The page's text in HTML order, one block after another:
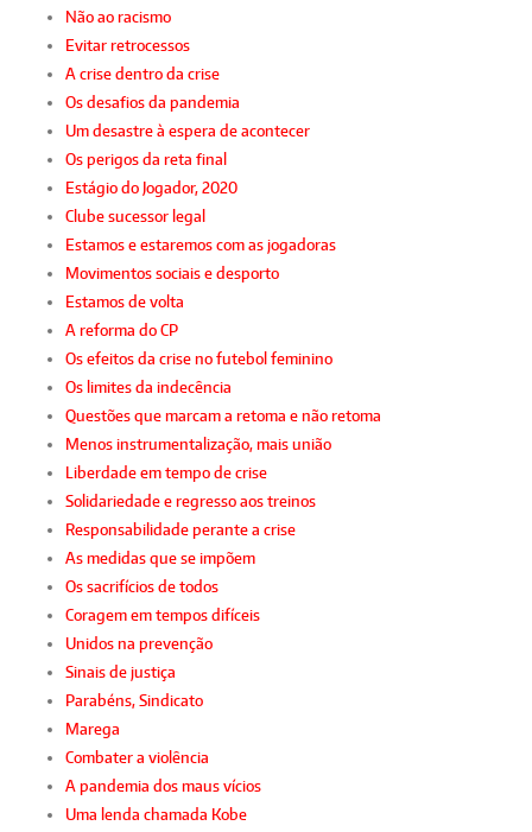
Não ao racismo
Evitar retrocessos
A crise dentro da crise
Os desafios da pandemia
Um desastre à espera de acontecer
Os perigos da reta final
Estágio do Jogador, 2020
Clube sucessor legal
Estamos e estaremos com as jogadoras
Movimentos sociais e desporto
Estamos de volta
A reforma do CP
Os efeitos da crise no futebol feminino
Os limites da indecência
Questões que marcam a retoma e não retoma
Menos instrumentalização, mais união
Liberdade em tempo de crise
Solidariedade e regresso aos treinos
Responsabilidade perante a crise
As medidas que se impõem
Os sacrifícios de todos
Coragem em tempos difíceis
Unidos na prevenção
Sinais de justiça
Parabéns, Sindicato
Marega
Combater a violência
A pandemia dos maus vícios
Uma lenda chamada Kobe